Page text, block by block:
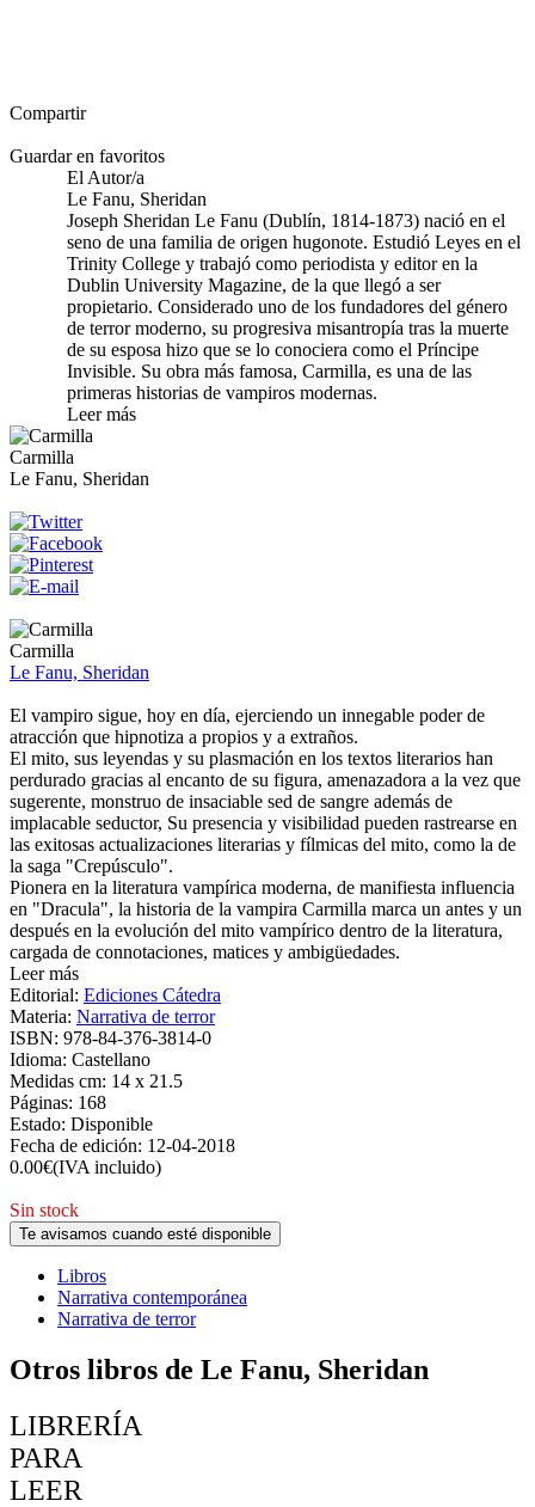
Compartir
Guardar en favoritos
El Autor/a
Le Fanu, Sheridan
Joseph Sheridan Le Fanu (Dublín, 1814-1873) nació en el
seno de una familia de origen hugonote. Estudió Leyes en el
Trinity College y trabajó como periodista y editor en la
Dublin University Magazine, de la que llegó a ser
propietario. Considerado uno de los fundadores del género
de terror moderno, su progresiva misantropía tras la muerte
de su esposa hizo que se lo conociera como el Príncipe
Invisible. Su obra más famosa, Carmilla, es una de las
primeras historias de vampiros modernas.
Leer más
Carmilla
Le Fanu, Sheridan
Carmilla
Le Fanu, Sheridan
El vampiro sigue, hoy en día, ejerciendo un innegable poder de
atracción que hipnotiza a propios y a extraños.
El mito, sus leyendas y su plasmación en los textos literarios han
perdurado gracias al encanto de su figura, amenazadora a la vez que
sugerente, monstruo de insaciable sed de sangre además de
implacable seductor, Su presencia y visibilidad pueden rastrearse en
las exitosas actualizaciones literarias y fílmicas del mito, como la de
la saga "Crepúsculo".
Pionera en la literatura vampírica moderna, de manifiesta influencia
en "Dracula", la historia de la vampira Carmilla marca un antes y un
después en la evolución del mito vampírico dentro de la literatura,
cargada de connotaciones, matices y ambigüedades.
Leer más
Editorial: Ediciones Cátedra
Materia: Narrativa de terror
ISBN: 978-84-376-3814-0
Idioma: Castellano
Medidas cm: 14 x 21.5
Páginas: 168
Estado: Disponible
Fecha de edición: 12-04-2018
0.00€(IVA incluido)
Sin stock
Te avisamos cuando esté disponible
Libros
Narrativa contemporánea
Narrativa de terror
Otros libros de Le Fanu, Sheridan
LIBRERÍA
PARA
LEER